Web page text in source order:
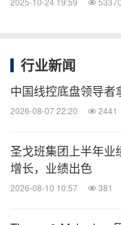
立足"十五五"开局之
基础上，坚定不移
行业新闻
中国线控底盘领导
2026-08-07 22:20 2441
圣戈班集团上半年业
增长，业绩出色
2026-08-10 10:57 381